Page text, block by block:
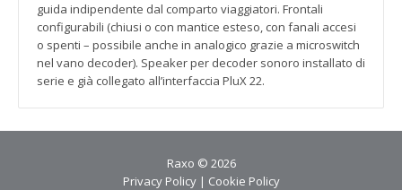
guida indipendente dal comparto viaggiatori. Frontali
configurabili (chiusi o con mantice esteso, con fanali accesi
o spenti – possibile anche in analogico grazie a microswitch
nel vano decoder). Speaker per decoder sonoro installato di
serie e già collegato all’interfaccia PluX 22.
Raxo © 2026
Privacy Policy| Cookie Policy